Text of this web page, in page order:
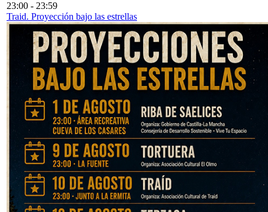
23:00 - 23:59
Traid. Proyección bajo las estrellas